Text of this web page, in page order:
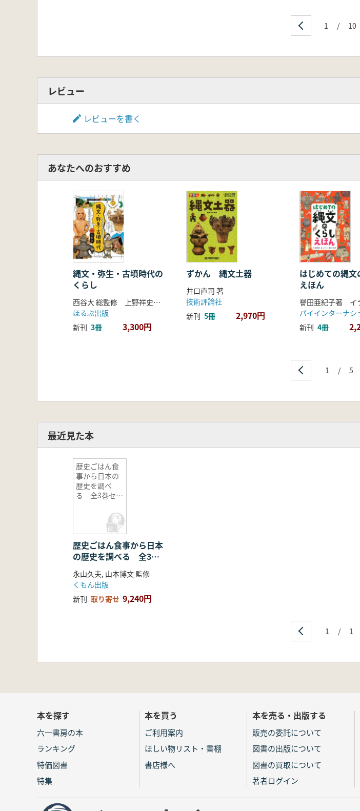
1 / 10
レビュー
レビューを書く
あなたへのおすすめ
縄文・弥生・古墳時代の
くらし
西谷大 総監修 上野祥史 監修
ほるぷ出版
新刊 3冊 3,300円
ずかん 縄文土器
井口直司 著
技術評論社
新刊 5冊 2,970円
はじめての縄文
えほん
パイインターナシ
新刊 4冊
1 / 5
最近見た本
歴史ごはん食
事から日本の
歴史を調べ
る 全3巻セッ
歴史ごはん食事から日本
の歴史を調べる 全3巻
セット
永山久夫, 山本博文 監修
くもん出版
新刊 取り寄せ 9,240円
1 / 1
本を探す
六一書房の本
ランキング
特価図書
特集
本を買う
ご利用案内
ほしい物リスト・書棚
書店様へ
本を売る・出版する
販売の委託について
図書の出版について
図書の買取について
著者ログイン